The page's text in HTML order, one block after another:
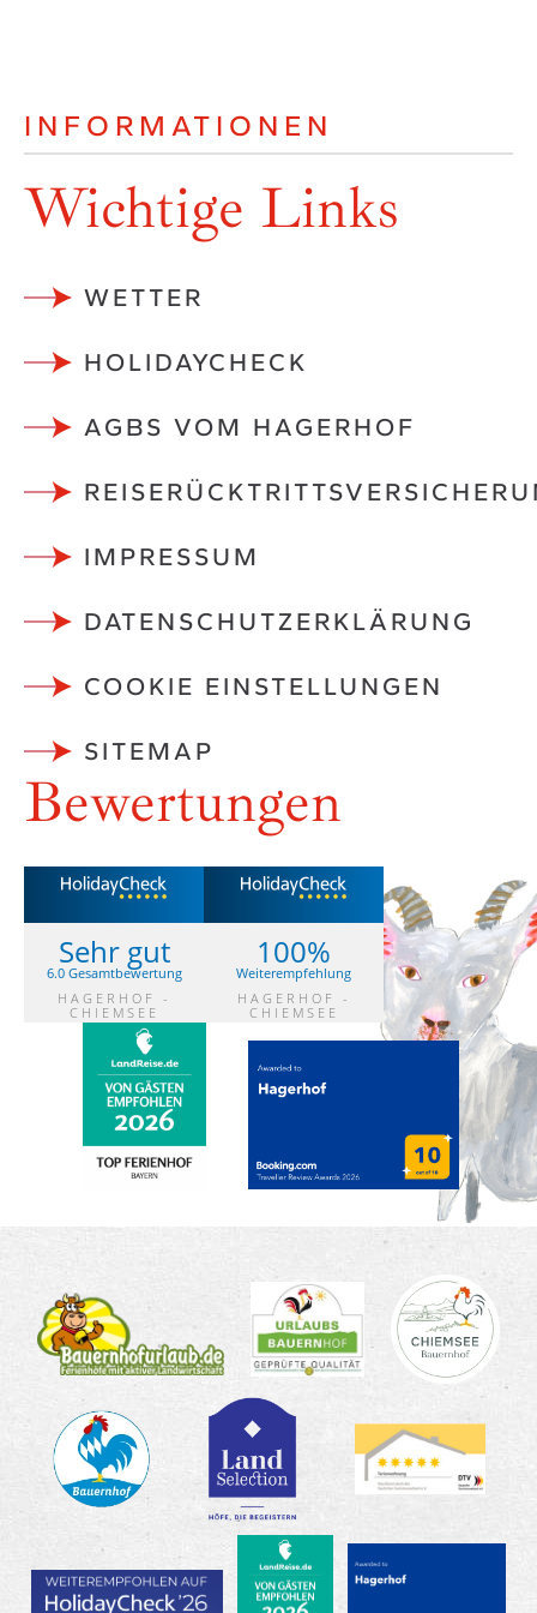
INFORMATIONEN
Wichtige Links
WETTER
HOLIDAYCHECK
AGBS VOM HAGERHOF
IMPRESSUM
DATENSCHUTZ­ERKLÄRUNG
COOKIE EINSTELLUNGEN
SITEMAP
Bewertungen
Sehr gut
6.0 Gesamtbewertung
HAGERHOF -
CHIEMSEE
100%
Weiterempfehlung
HAGERHOF -
CHIEMSEE